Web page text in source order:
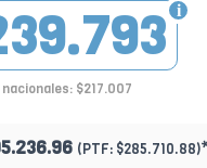
$217.007
(PTF: $285.710.88)